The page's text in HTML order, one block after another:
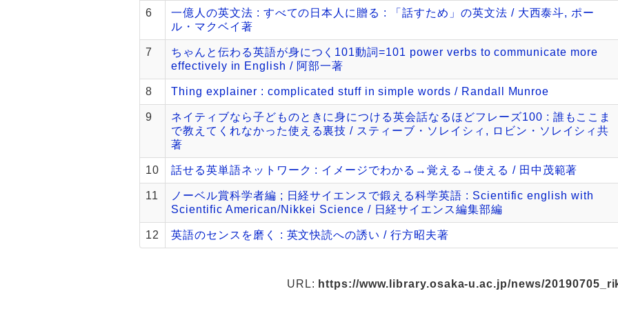
6
一億人の英文法 : すべての日本人に贈る : 「話すため」の英文法 / 大西泰斗, ポー
ル・マクベイ著
7
ちゃんと伝わる英語が身につく101動詞=101 power verbs to communicate more
effectively in English / 阿部一著
8 Thing explainer : complicated stuff in simple words / Randall Munroe
9
ネイティブなら子どものときに身につける英会話なるほどフレーズ100 : 誰もここま
で教えてくれなかった使える裏技 / スティーブ・ソレイシィ, ロビン・ソレイシィ共
著
10 話せる英単語ネットワーク : イメージでわかる→覚える→使える / 田中茂範著
11
ノーベル賞科学者編 ; 日経サイエンスで鍛える科学英語 : Scientific english with
Scientific American/Nikkei Science / 日経サイエンス編集部編
12 英語のセンスを磨く : 英文快読への誘い / 行方昭夫著
URL: https://www.library.osaka-u.ac.jp/news/